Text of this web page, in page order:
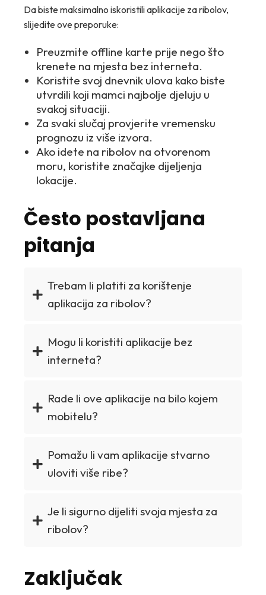
Da biste maksimalno iskoristili aplikacije za ribolov,
slijedite ove preporuke:
Preuzmite offline karte prije nego što
krenete na mjesta bez interneta.
Koristite svoj dnevnik ulova kako biste
utvrdili koji mamci najbolje djeluju u
svakoj situaciji.
Za svaki slučaj provjerite vremensku
prognozu iz više izvora.
Ako idete na ribolov na otvorenom
moru, koristite značajke dijeljenja
lokacije.
Često postavljana
pitanja
Trebam li platiti za korištenje
aplikacija za ribolov?
Mogu li koristiti aplikacije bez
interneta?
Rade li ove aplikacije na bilo kojem
mobitelu?
Pomažu li vam aplikacije stvarno
uloviti više ribe?
Je li sigurno dijeliti svoja mjesta za
ribolov?
Zaključak